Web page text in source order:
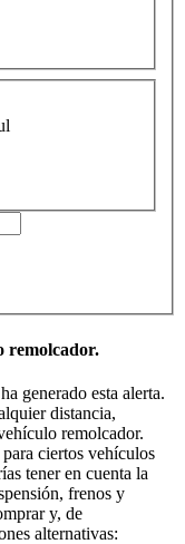
remolcador.
generado esta alerta.
distancia,
remolcador.
ciertos vehículos
tener en cuenta la
frenos y
y, de
alternativas: